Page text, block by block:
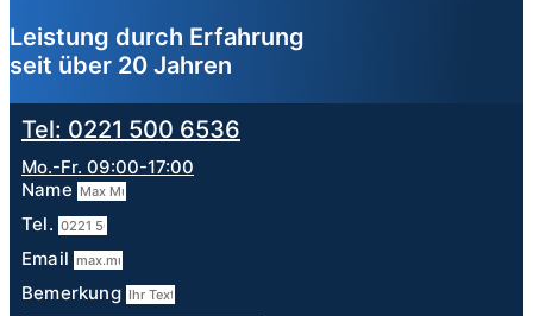
Leistung durch Erfahrung
seit über 20 Jahren
Tel: 0221 500 6536
Mo.-Fr. 09:00-17:00
Name
Tel.
Email
Bemerkung